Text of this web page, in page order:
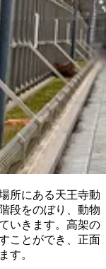
所にある天王寺動
段をのぼり、動物
いきます。高架の
ことができ、正面
す。